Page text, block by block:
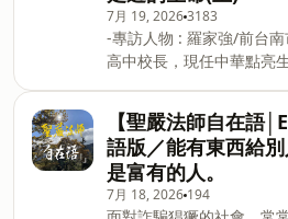
山全球資訊網—「聯絡我們
https://www.ddm.org.tw/
Hosting provided by
明末以至清末民初的居士學佛。 這
要接著介紹的是明末四大
禪師，紫柏真可禪師。紫
有人稱他做達觀真可禪師
是同一個人…… ※ 主持人：常正法師、演
行法師 ※ 節目內容： ● 句曲沉氏子。性
雄猛，忼慷激烈。弱不好
人。 ● 年十七，禮虎丘明覺法師披剃。
● 悟道－一日齋次忽悟，
7月 19, 20263183
-專訪人物 : 羅家強/前台
高中校長，現任中華點亮
教育碩士學位學程副教授
主任 人生有時候很奇妙。你以為自己會
走向一條路，命運卻輕輕
你帶到另一個地方。而多
白，那裡，才是真正屬於
【聖嚴法師自在語
語版／能有東西給
是富有的人。
7月 18, 2026 194